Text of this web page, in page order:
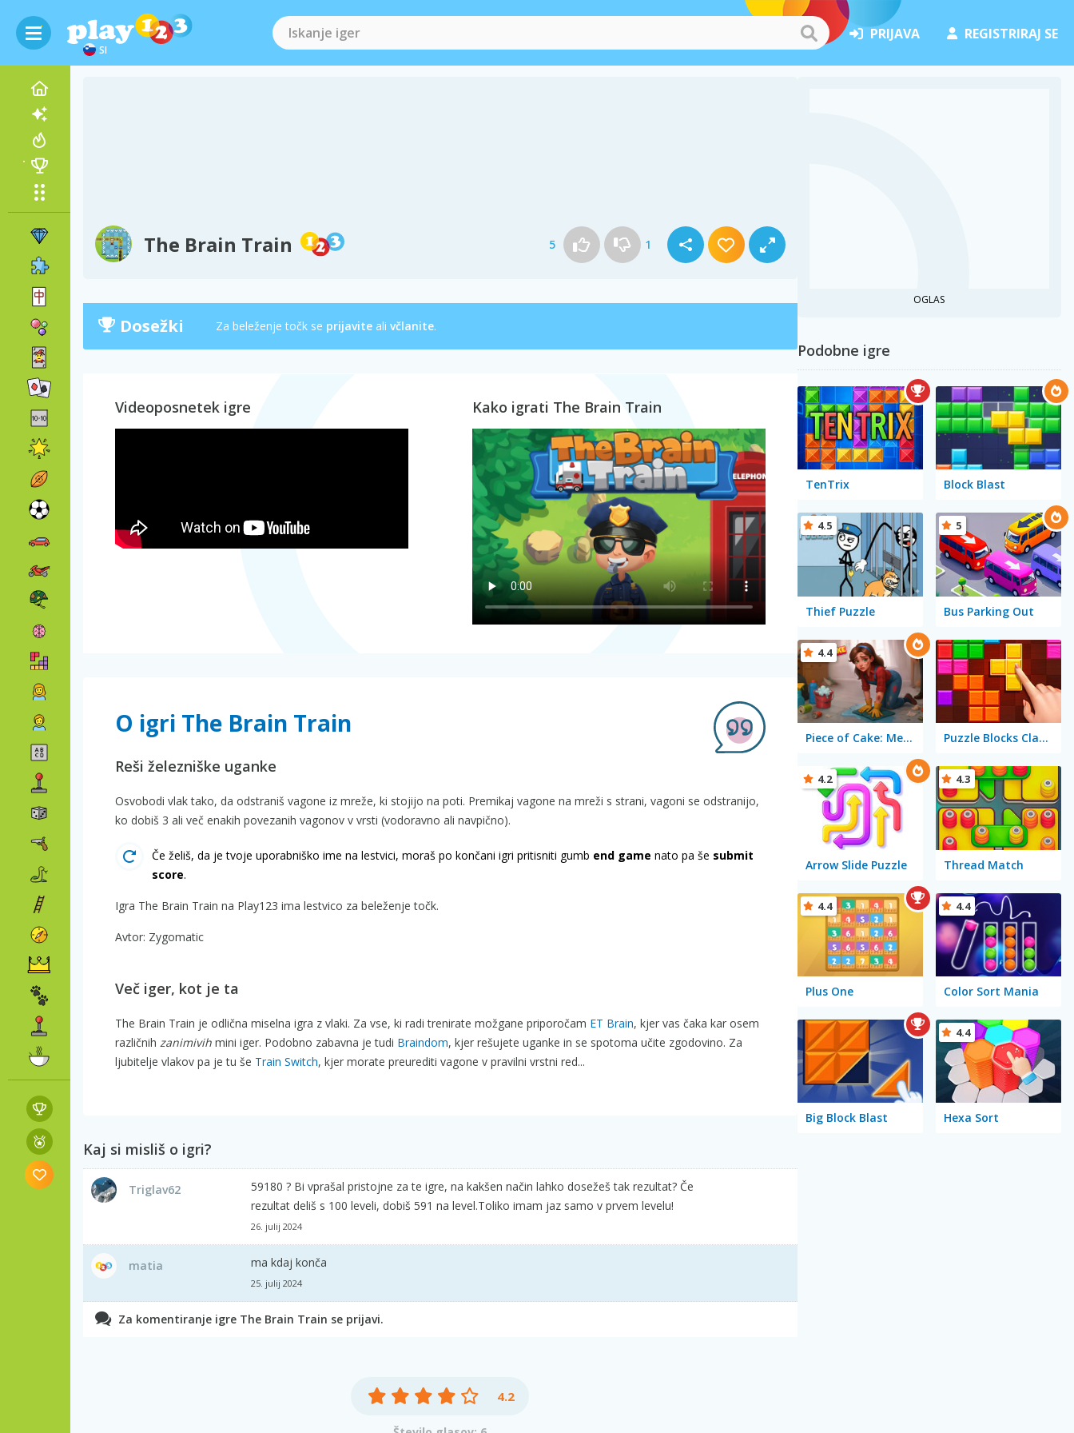
SI
PRIJAVA REGISTRIRAJ SE
The Brain Train 5 1
Dosežki Za beleženje točk se prijavite ali včlanite.
Videoposnetek igre Kako igrati The Brain Train
O igri The Brain Train
Reši železniške uganke
Osvobodi vlak tako, da odstraniš vagone iz mreže, ki stojijo na poti. Premikaj vagone na mreži s strani, vagoni se odstranijo,
ko dobiš 3 ali več enakih povezanih vagonov v vrsti (vodoravno ali navpično).
Če želiš, da je tvoje uporabniško ime na lestvici, moraš po končani igri pritisniti gumb end game nato pa še submit
score.
Igra The Brain Train na Play123 ima lestvico za beleženje točk.
Avtor: Zygomatic
Več iger, kot je ta
The Brain Train je odlična miselna igra z vlaki. Za vse, ki radi trenirate možgane priporočam ET Brain, kjer vas čaka kar osem
različnih zanimivih mini iger. Podobno zabavna je tudi Braindom, kjer rešujete uganke in se spotoma učite zgodovino. Za
ljubitelje vlakov pa je tu še Train Switch, kjer morate preurediti vagone v pravilni vrstni red...
Kaj si misliš o igri?
Triglav62
59180 ? Bi vprašal pristojne za te igre, na kakšen način lahko dosežeš tak rezultat? Če
rezultat deliš s 100 leveli, dobiš 591 na level.Toliko imam jaz samo v prvem levelu!
26. julij 2024
matia ma kdaj konča
25. julij 2024
Za komentiranje igre The Brain Train se prijavi.
4.2
OGLAS
Podobne igre
TenTrix Block Blast
Thief Puzzle
4.5
Bus Parking Out
5
Piece of Cake: Merge and Bake
4.4
Puzzle Blocks Classic
Arrow Slide Puzzle
4.2
Thread Match
4.3
Plus One
4.4
Color Sort Mania
4.4
Big Block Blast Hexa Sort
4.4